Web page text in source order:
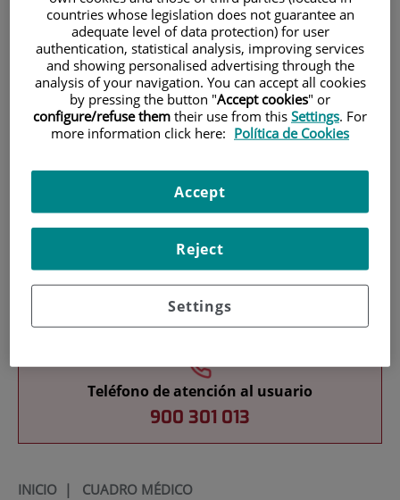
Investigación
Teléfono de atención al usuario
900 301 013
INICIO| CUADRO MÉDICO
countries whose legislation does not guarantee an
adequate level of data protection) for user
authentication, statistical analysis, improving services
and showing personalised advertising through the
analysis of your navigation. You can accept all cookies
by pressing the button "Accept cookies" or
configure/refuse them their use from this Settings. For
more information click here: Política de Cookies
Settings
Reject
Accept